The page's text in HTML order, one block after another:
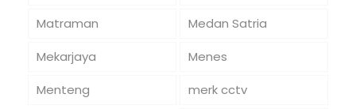
Matraman
Medan Satria
Mekarjaya
Menes
Menteng
merk cctv